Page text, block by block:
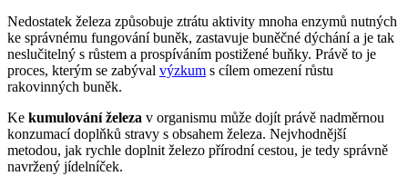
Nedostatek železa způsobuje ztrátu aktivity mnoha enzymů nutných
ke správnému fungování buněk, zastavuje buněčné dýchání a je tak
neslučitelný s růstem a prospíváním postižené buňky. Právě to je
proces, kterým se zabýval výzkum s cílem omezení růstu
rakovinných buněk.
Ke kumulování železa v organismu může dojít právě nadměrnou
konzumací doplňků stravy s obsahem železa. Nejvhodnější
metodou, jak rychle doplnit železo přírodní cestou, je tedy správně
navržený jídelníček.